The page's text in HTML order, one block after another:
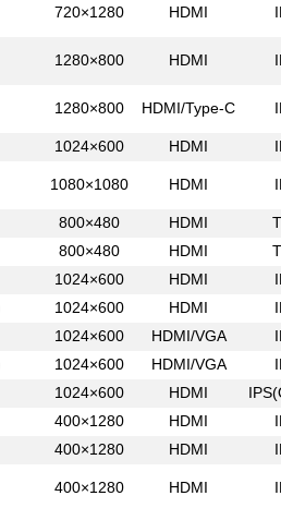
720×1280 HDMI
1280×800 HDMI
1280×800 HDMI/Type-C
1024×600 HDMI
1080×1080 HDMI
800×480 HDMI
800×480 HDMI
1024×600 HDMI
1024×600 HDMI
1024×600 HDMI/VGA
1024×600 HDMI/VGA
1024×600 HDMI
400×1280 HDMI
400×1280 HDMI
400×1280 HDMI